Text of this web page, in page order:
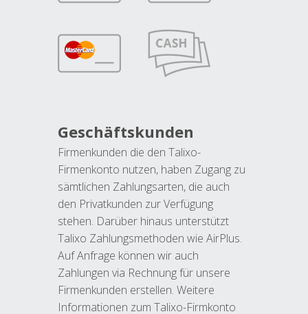
Geschäftskunden
Firmenkunden die den Talixo-
Firmenkonto nutzen, haben Zugang zu
sämtlichen Zahlungsarten, die auch
den Privatkunden zur Verfügung
stehen. Darüber hinaus unterstützt
Talixo Zahlungsmethoden wie AirPlus.
Auf Anfrage können wir auch
Zahlungen via Rechnung für unsere
Firmenkunden erstellen. Weitere
Informationen zum Talixo-Firmkonto